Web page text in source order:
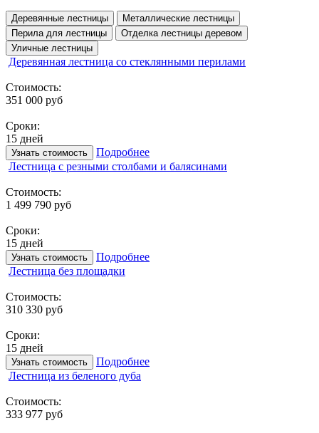
Деревянные лестницы
Металлические лестницы
Перила для лестницы
Отделка лестницы деревом
Уличные лестницы
Деревянная лестница со стеклянными перилами
Стоимость:
351 000 руб
Сроки:
15 дней
Узнать стоимость
Подробнее
Лестница с резными столбами и балясинами
Стоимость:
1 499 790 руб
Сроки:
15 дней
Узнать стоимость
Подробнее
Лестница без площадки
Стоимость:
310 330 руб
Сроки:
15 дней
Узнать стоимость
Подробнее
Лестница из беленого дуба
Стоимость:
333 977 руб